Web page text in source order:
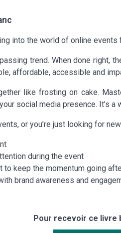
into the world of online
trend. When done right,
affordable, accessible and
like frosting on cake.
social media presence. It’s a
or you’re just looking for
during the event
to keep the momentum going
brand awareness and
Pour recevoir ce livre